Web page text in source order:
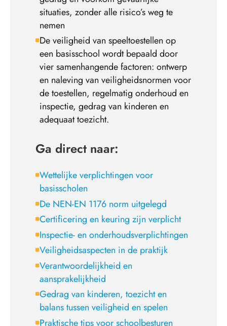
situaties, zonder alle risico’s weg te
nemen
De veiligheid van speeltoestellen op
een basisschool wordt bepaald door
vier samenhangende factoren: ontwerp
en naleving van veiligheidsnormen voor
de toestellen, regelmatig onderhoud en
inspectie, gedrag van kinderen en
adequaat toezicht.
Ga direct naar:
Wettelijke verplichtingen voor
basisscholen
De NEN-EN 1176 norm uitgelegd
Certificering en keuring zijn verplicht
Inspectie- en onderhoudsverplichtingen
Veiligheidsaspecten in de praktijk
Verantwoordelijkheid en
aansprakelijkheid
Gedrag van kinderen, toezicht en
balans tussen veiligheid en spelen
Praktische tips voor schoolbesturen